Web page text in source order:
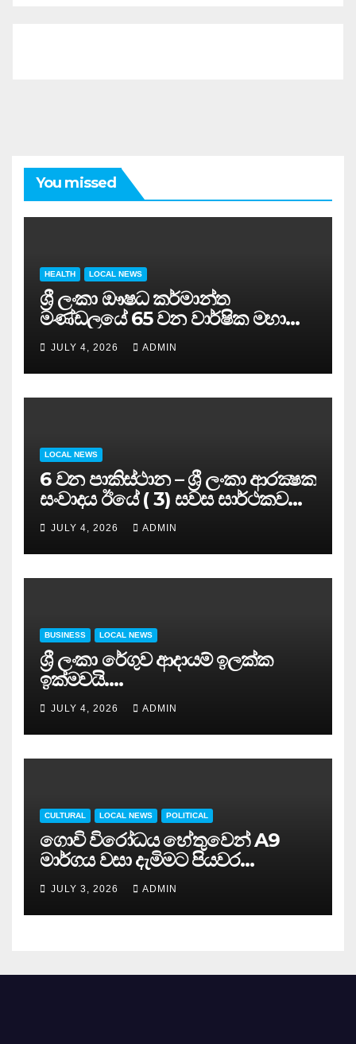
You missed
HEALTH LOCAL NEWS
ශ්‍රී ලංකා ඖෂධ කර්මාන්ත
මණ්ඩලයේ 65 වන වාර්ෂික මහා
සමුළුව සෞඛ්‍ය නියෝජ්‍ය
අමාත්‍යවරයාගේ ප්‍රධානත්වයෙන්……
JULY 4, 2026 ADMIN
LOCAL NEWS
6 වන පාකිස්ථාන – ශ්‍රී ලංකා ආරක්‍ෂක
සංවාදය ඊයේ ( 3) සවස සාර්ථකව
අවසන් කරයි..
JULY 4, 2026 ADMIN
BUSINESS LOCAL NEWS
ශ්‍රී ලංකා රේගුව ආදායම් ඉලක්ක
ඉක්මවයි….
JULY 4, 2026 ADMIN
CULTURAL LOCAL NEWS POLITICAL
ගොවි විරෝධය හේතුවෙන් A9
මාර්ගය වසා දැමිමට පියවර…
JULY 3, 2026 ADMIN